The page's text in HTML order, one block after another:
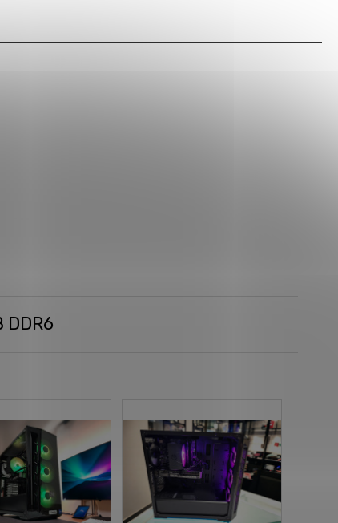
DDR6